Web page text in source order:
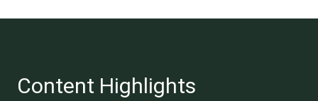
Content Highlights